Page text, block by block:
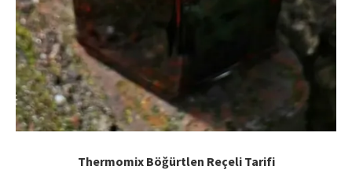
Thermomix Böğürtlen Reçeli Tarifi